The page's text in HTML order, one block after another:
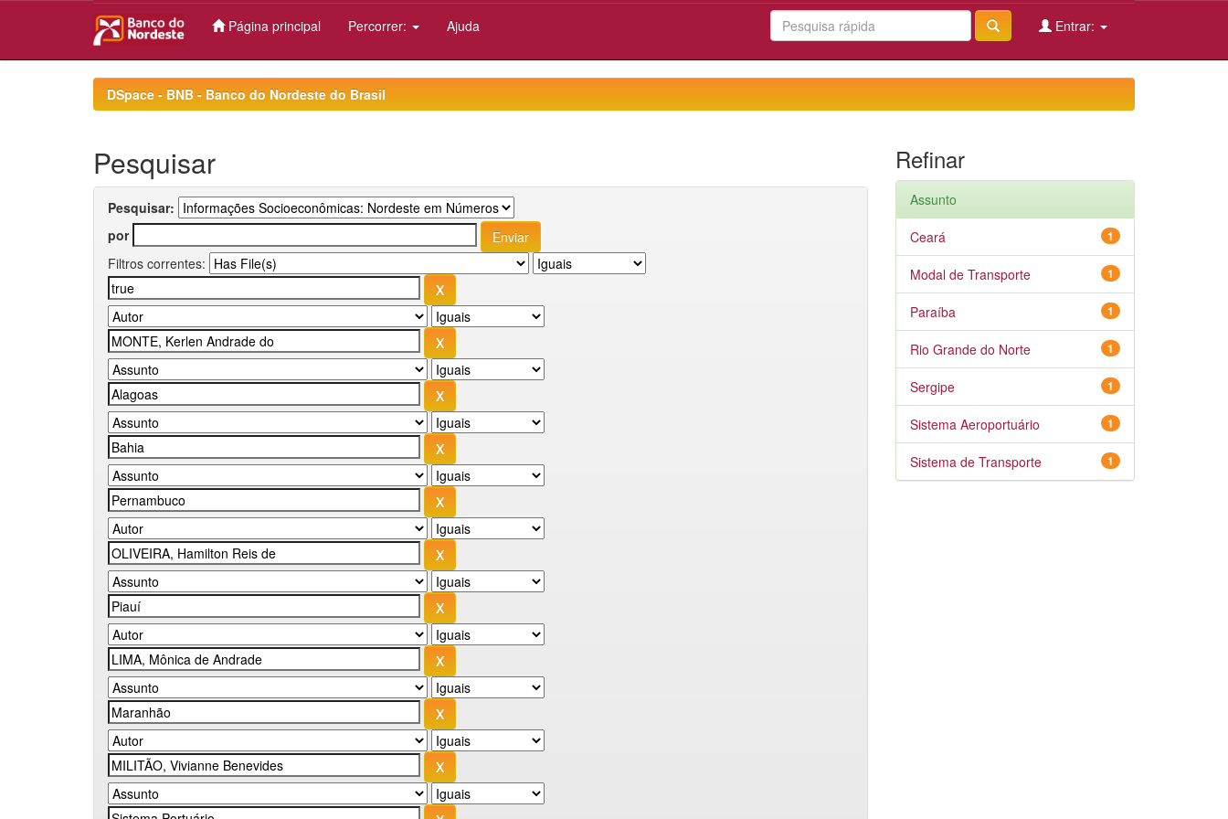
Página principal Percorrer: Ajuda Entrar:
DSpace - BNB - Banco do Nordeste do Brasil
Pesquisar
Pesquisar:
por
Filtros correntes:
Refinar
Assunto
1
Ceará
1
Modal de Transporte
1
Paraíba
1
Rio Grande do Norte
1
Sergipe
1
Sistema Aeroportuário
1
Sistema de Transporte